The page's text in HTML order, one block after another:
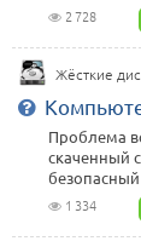
2 728
Жёсткие
Проблема
скаченный
1 334